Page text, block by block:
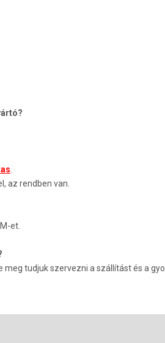
s
az rendben van.
et.
meg tudjuk szervezni a szállítást és a